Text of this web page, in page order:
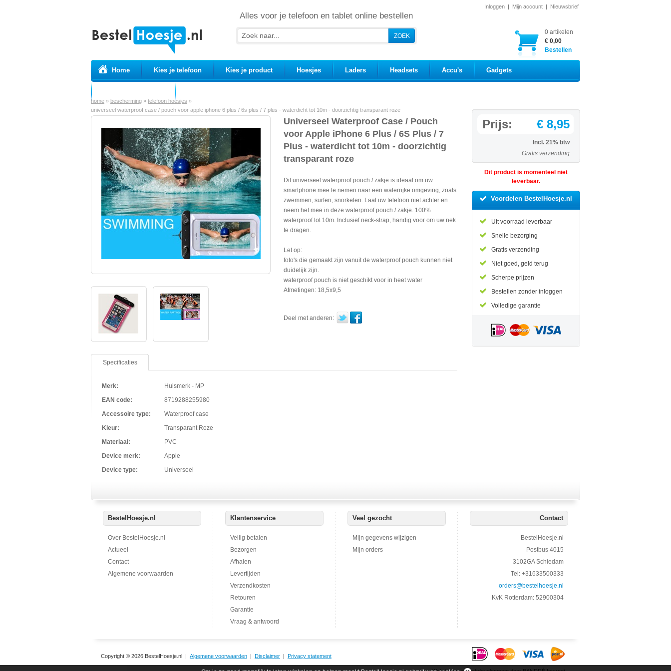
Alles voor je telefoon en tablet online bestellen
Inloggen | Mijn account | Nieuwsbrief
0 artikelen
€ 0,00
Bestellen
Home Kies je telefoon Kies je product Hoesjes Laders Headsets Accu's Gadgets
home » bescherming » telefoon hoesjes »
universeel waterproof case / pouch voor apple iphone 6 plus / 6s plus / 7 plus - waterdicht tot 10m - doorzichtig transparant roze
Universeel Waterproof Case / Pouch
voor Apple iPhone 6 Plus / 6S Plus / 7
Plus - waterdicht tot 10m - doorzichtig
transparant roze
Dit universeel waterproof pouch / zakje is ideaal om uw
smartphone mee te nemen naar een waterrijke omgeving, zoals
zwemmen, surfen, snorkelen. Laat uw telefoon niet achter en
neem het mee in deze waterproof pouch / zakje. 100%
waterproof tot 10m. Inclusief neck-strap, handig voor om uw nek
te dragen.
Let op:
foto's die gemaakt zijn vanuit de waterproof pouch kunnen niet
duidelijk zijn.
waterproof pouch is niet geschikt voor in heet water
Afmetingen: 18,5x9,5
Deel met anderen:
Specificaties
Merk:
Huismerk - MP
EAN code:
8719288255980
Accessoire type:
Waterproof case
Kleur:
Transparant Roze
Materiaal:
PVC
Device merk:
Apple
Device type:
Universeel
Prijs: € 8,95
Incl. 21% btw
Gratis verzending
Dit product is momenteel niet
leverbaar.
Voordelen BestelHoesje.nl
Uit voorraad leverbaar
Snelle bezorging
Gratis verzending
Niet goed, geld terug
Scherpe prijzen
Bestellen zonder inloggen
Volledige garantie
BestelHoesje.nl
Over BestelHoesje.nl
Actueel
Contact
Algemene voorwaarden
Klantenservice
Veilig betalen
Bezorgen
Afhalen
Levertijden
Verzendkosten
Retouren
Garantie
Vraag & antwoord
Veel gezocht
Mijn gegevens wijzigen
Mijn orders
Contact
BestelHoesje.nl
Postbus 4015
3102GA Schiedam
Tel: +31633500333
orders@bestelhoesje.nl
KvK Rotterdam: 52900304
Copyright © 2026 BestelHoesje.nl | Algemene voorwaarden | Disclaimer | Privacy statement